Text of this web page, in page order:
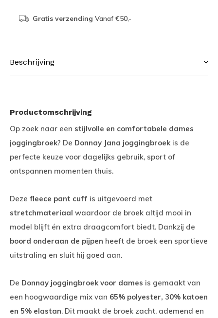
Gratis verzending Vanaf €50,-
Beschrijving
Productomschrijving
Op zoek naar een stijlvolle en comfortabele dames
joggingbroek? De Donnay Jana joggingbroekis de
perfecte keuze voor dagelijks gebruik, sport of
ontspannen momenten thuis.
Deze fleece pant cuff is uitgevoerd met
stretchmateriaal waardoor de broek altijd mooi in
model blijft én extra draagcomfort biedt. Dankzij de
boord onderaan de pijpen heeft de broek een sportieve
uitstraling en sluit hij goed aan.
De Donnay joggingbroek voor dames is gemaakt van
een hoogwaardige mix van 65% polyester, 30% katoen
en 5% elastan. Dit maakt de broek zacht, ademend en